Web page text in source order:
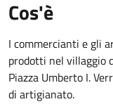
Cos'è
I commercianti e gli
prodotti nel villaggio
Piazza Umberto I.
di artigianato.